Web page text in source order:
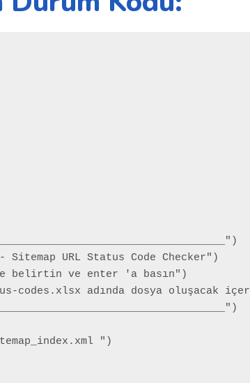
URL Status Code Checker")
belirtin ve enter 'a basın")
codes.xlsx adında dosya oluşacak
")